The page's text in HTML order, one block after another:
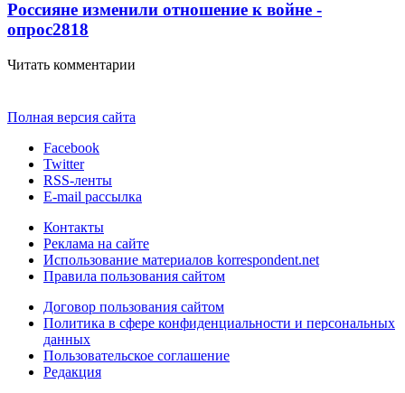
Россияне изменили отношение к войне -
опрос2818
Читать комментарии
Полная версия сайта
Facebook
Twitter
RSS-ленты
E-mail рассылка
Контакты
Реклама на сайте
Использование материалов korrespondent.net
Правила пользования сайтом
Договор пользования сайтом
Политика в сфере конфиденциальности и персональных
данных
Пользовательское соглашение
Редакция